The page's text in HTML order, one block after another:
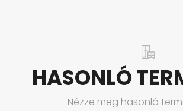
HASONLÓ
Nézze meg hasonló